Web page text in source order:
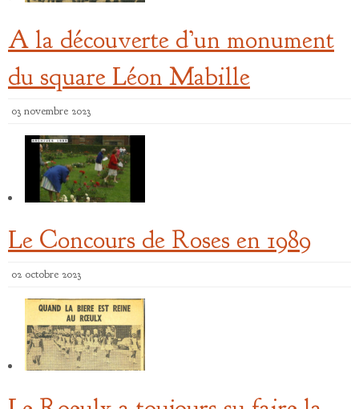
A la découverte d’un monument
du square Léon Mabille
03 novembre 2023
Le Concours de Roses en 1989
02 octobre 2023